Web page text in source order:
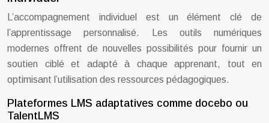
L’accompagnement individuel est un élément clé de
l’apprentissage personnalisé. Les outils numériques
modernes offrent de nouvelles possibilités pour fournir un
soutien ciblé et adapté à chaque apprenant, tout en
optimisant l’utilisation des ressources pédagogiques.
Plateformes LMS adaptatives comme docebo ou
TalentLMS